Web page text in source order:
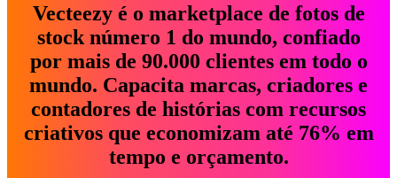
Vecteezy é o marketplace de fotos de
stock número 1 do mundo, confiado
por mais de 90.000 clientes em todo o
mundo. Capacita marcas, criadores e
contadores de histórias com recursos
criativos que economizam até 76% em
tempo e orçamento.